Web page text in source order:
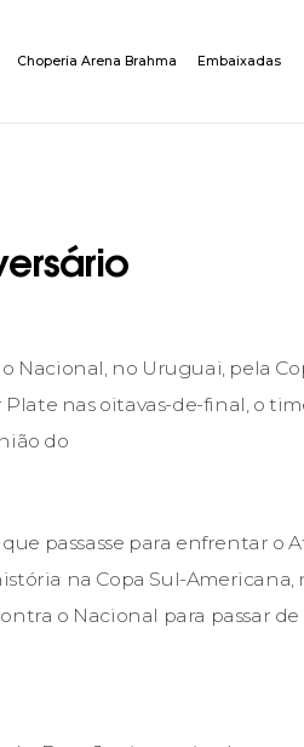
Choperia Arena Brahma Embaixadas
Nacional, no Uruguai, pela
nas oitavas-de-final, o
do
passasse para enfrentar o
na Copa Sul-Americana,
o Nacional para passar de